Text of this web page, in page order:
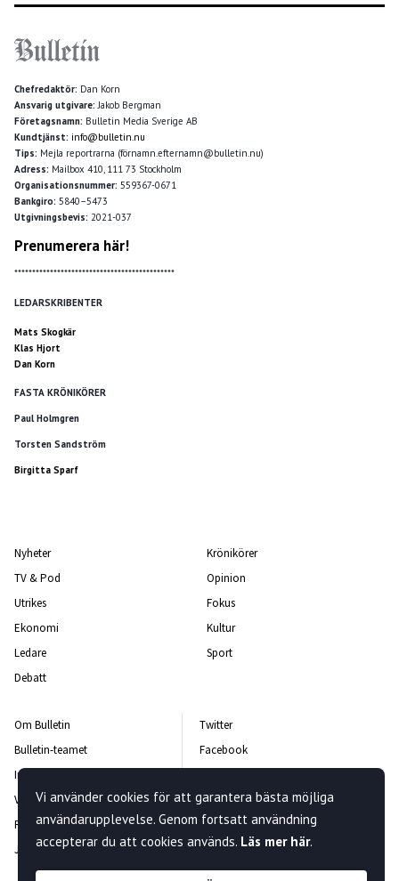
Chefredaktör: Dan Korn
Ansvarig utgivare:Jakob Bergman
Företagsnamn: Bulletin Media Sverige AB
Kundtjänst: info@bulletin.nu
Tips: Mejla reportrarna (förnamn.efternamn@bulletin.nu)
Adress: Mailbox 410, 111 73 Stockholm
Organisationsnummer: 559367-0671
Bankgiro: 5840–5473
Utgivningsbevis: 2021-037
Prenumerera här!
*********************************************
LEDARSKRIBENTER
Mats Skogkär
Klas Hjort
Dan Korn
FASTA KRÖNIKÖRER
Paul Holmgren
Torsten Sandström
Birgitta Sparf
Nyheter
TV & Pod
Utrikes
Ekonomi
Ledare
Debatt
Krönikörer
Opinion
Fokus
Kultur
Sport
Om Bulletin
Bulletin-teamet
Integritetspolicy
Vanliga frågor och svar
Rättelsepolicy
Jobba hos oss
Twitter
Facebook
Kontakta oss
Nyhetsbrev
Vi använder cookies för att garantera bästa möjliga
användarupplevelse. Genom fortsatt användning
accepterar du att cookies används. Läs mer här.